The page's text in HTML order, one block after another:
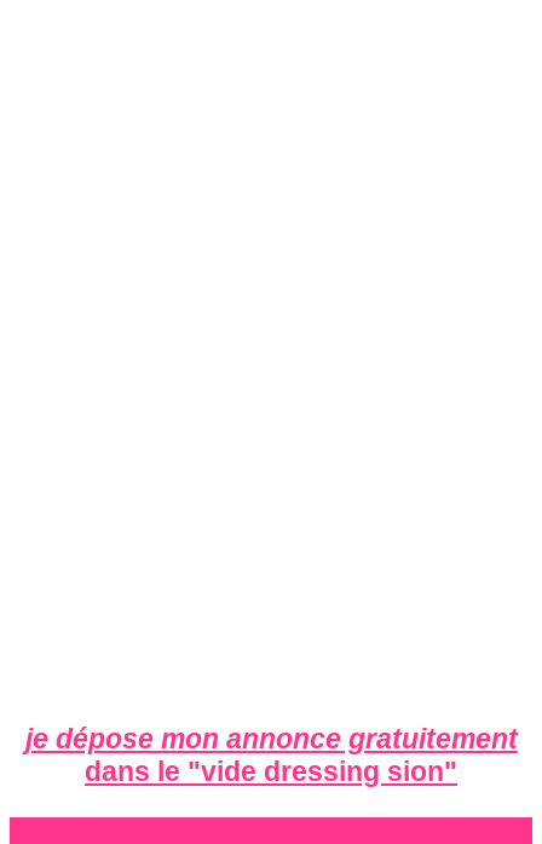
je dépose mon annonce gratuitement
dans le "vide dressing sion"